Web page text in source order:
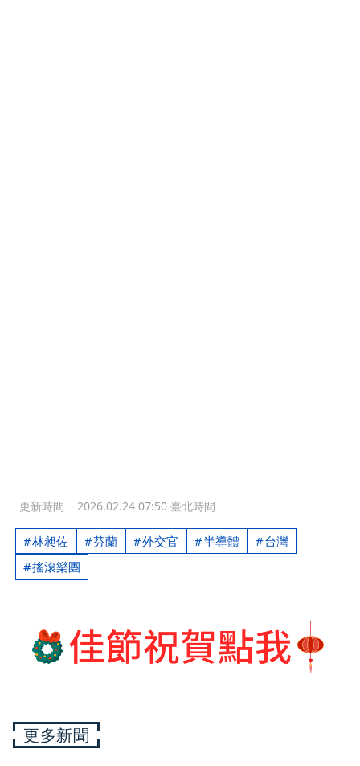
更新時間 2026.02.24 07:50 臺北時間
林昶佐 芬蘭 外交官 半導體
台灣
搖滾樂團
更多新聞